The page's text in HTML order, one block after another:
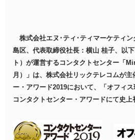
株式会社エヌ･ティ･ティマーケティン
島区、代表取締役社長：横山 桂子、以
ト）が運営するコンタクトセンター「
月）」は、株式会社リックテレコムが
ー・アワード2019において、「オフィス
コンタクトセンター・アワードにて史上